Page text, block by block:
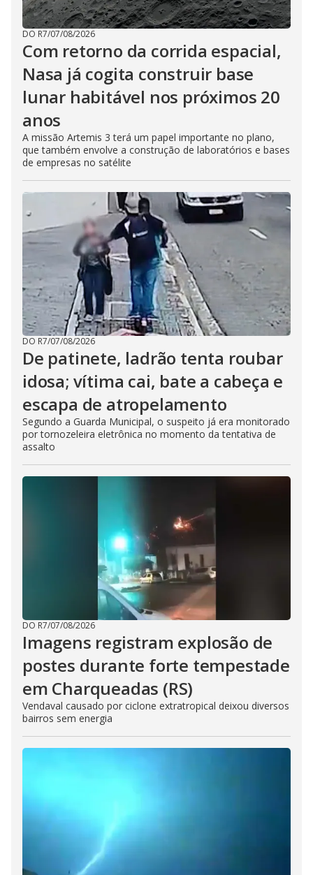
DO R7/07/08/2026
Com retorno da corrida espacial,
Nasa já cogita construir base
lunar habitável nos próximos 20
anos
A missão Artemis 3 terá um papel importante no plano,
que também envolve a construção de laboratórios e bases
de empresas no satélite
DO R7/07/08/2026
De patinete, ladrão tenta roubar
idosa; vítima cai, bate a cabeça e
escapa de atropelamento
Segundo a Guarda Municipal, o suspeito já era monitorado
por tornozeleira eletrônica no momento da tentativa de
assalto
DO R7/07/08/2026
Imagens registram explosão de
postes durante forte tempestade
em Charqueadas (RS)
Vendaval causado por ciclone extratropical deixou diversos
bairros sem energia